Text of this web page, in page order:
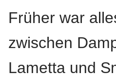
Früher war
zwischen
Lametta und